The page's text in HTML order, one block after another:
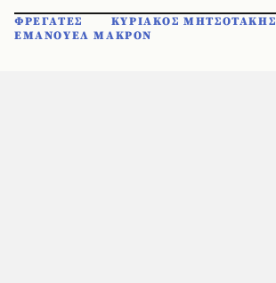
ΦΡΕΓΑΤΕΣ
ΚΥΡΙΑΚΟΣ ΜΗΤΣΟΤΑΚΗΣ
ΕΜΑΝΟΥΕΛ ΜΑΚΡΟΝ